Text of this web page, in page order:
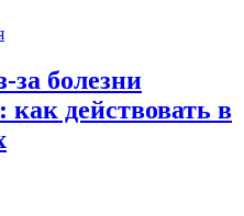
за болезни
как действовать в